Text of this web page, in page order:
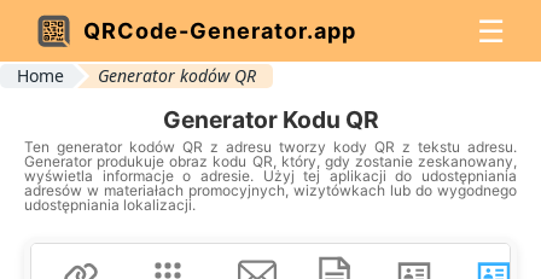
QRCode-Generator.app ☰
Home Generator kodów QR
Generator Kodu QR
Ten generator kodów QR z adresu tworzy kody QR z tekstu adresu.
Generator produkuje obraz kodu QR, który, gdy zostanie zeskanowany,
wyświetla informacje o adresie. Użyj tej aplikacji do udostępniania
adresów w materiałach promocyjnych, wizytówkach lub do wygodnego
udostępniania lokalizacji.